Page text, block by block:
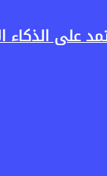
على الذكاء